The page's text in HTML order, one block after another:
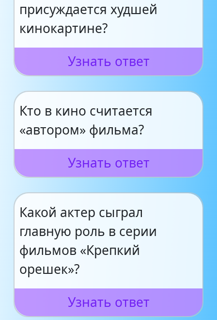
присуждается худшей
кинокартине?
Узнать ответ
Кто в кино считается
«автором» фильма?
Узнать ответ
Какой актер сыграл
главную роль в серии
фильмов «Крепкий
орешек»?
Узнать ответ